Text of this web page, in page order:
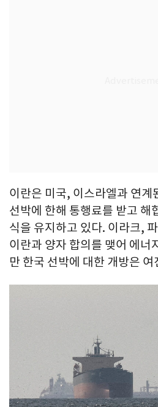
이란은 미국, 이스라엘과 연계
선박에 한해 통행료를 받고 해
식을 유지하고 있다. 이라크,
이란과 양자 합의를 맺어 에너
만 한국 선박에 대한 개방은